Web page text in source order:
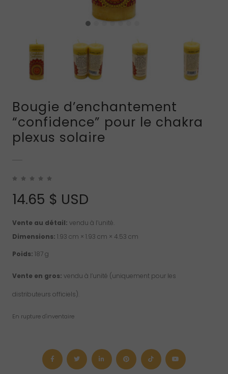
Bougie d’enchantement
“confidence” pour le chakra
plexus solaire
14.65 $ USD
Vente au détail: vendu à l’unité.
Dimensions: 1.93 cm × 1.93 cm × 4.53 cm
Poids: 187 g
Vente en gros: vendu à l’unité (uniquement pour les
distributeurs officiels).
En rupture d'inventaire